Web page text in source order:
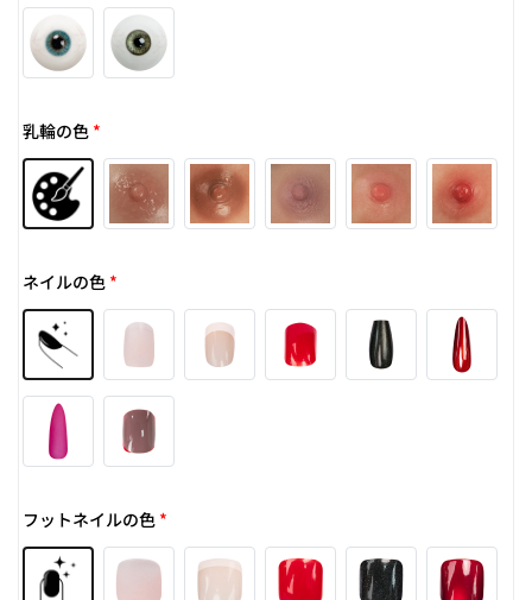
乳輪の色 *
ネイルの色 *
フットネイルの色 *